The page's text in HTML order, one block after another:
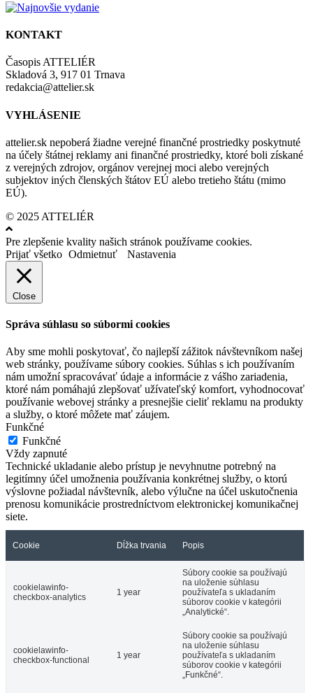
KONTAKT
Časopis ATTELIÉR
Skladová 3, 917 01 Trnava
redakcia@attelier.sk
VYHLÁSENIE
attelier.sk nepoberá žiadne verejné finančné prostriedky poskytnuté
na účely štátnej reklamy ani finančné prostriedky, ktoré boli získané
z verejných zdrojov, orgánov verejnej moci alebo verejných
subjektov iných členských štátov EÚ alebo tretieho štátu (mimo
EÚ).
© 2025 ATTELIÉR
Pre zlepšenie kvality našich stránok používame cookies.
Prijať všetko Odmietnuť Nastavenia
Close
Správa súhlasu so súbormi cookies
Aby sme mohli poskytovať, čo najlepší zážitok návštevníkom našej
web stránky, používame súbory cookies. Súhlas s ich používaním
nám umožní spracovávať údaje a informácie z vášho zariadenia,
ktoré nám pomáhajú zlepšovať užívateľský komfort, vyhodnocovať
používanie webovej stránky a presnejšie cieliť reklamu na produkty
a služby, o ktoré môžete mať záujem.
Funkčné
Funkčné
Vždy zapnuté
Technické ukladanie alebo prístup je nevyhnutne potrebný na
legitímny účel umožnenia používania konkrétnej služby, o ktorú
výslovne požiadal návštevník, alebo výlučne na účel uskutočnenia
prenosu komunikácie prostredníctvom elektronickej komunikačnej
siete.
Cookie Dĺžka trvania Popis
cookielawinfo-
checkbox-analytics
1 year
Súbory cookie sa používajú
na uloženie súhlasu
používateľa s ukladaním
súborov cookie v kategórii
„Analytické“.
cookielawinfo-
checkbox-functional
1 year
Súbory cookie sa používajú
na uloženie súhlasu
používateľa s ukladaním
súborov cookie v kategórii
„Funkčné“.